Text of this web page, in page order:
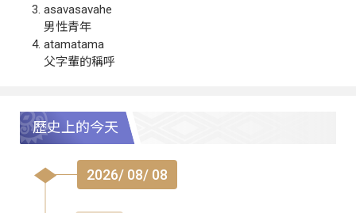
asavasavahe
男性青年
atamatama
父字輩的稱呼
歷史上的今天
2026/ 08/ 08